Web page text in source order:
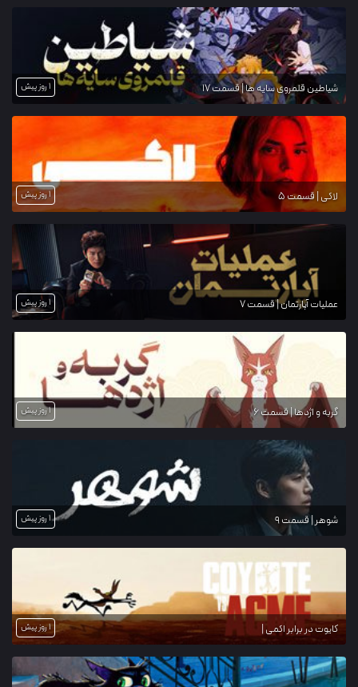
شیاطین قلمروی سایه ها | قسمت 17 1 روز پیش
لاکی | قسمت 5 1 روز پیش
عملیات آپارتمان | قسمت 7 1 روز پیش
گربه و اژدها | قسمت 6 1 روز پیش
شوهر | قسمت 9 1 روز پیش
کایوت در برابر اکمی | 1 روز پیش